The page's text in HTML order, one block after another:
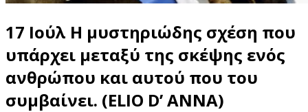
17 Ιούλ Η μυστηριώδης σχέση που
υπάρχει μεταξύ της σκέψης ενός
ανθρώπου και αυτού που του
συμβαίνει. (ELIO D’ ANNA)